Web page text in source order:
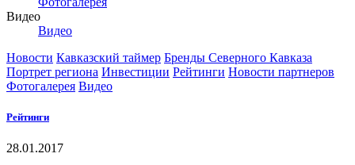
Видео
Видео
Новости Кавказский таймер Бренды Северного Кавказа
Портрет региона Инвестиции Рейтинги Новости партнеров
Фотогалерея Видео
Рейтинги
28.01.2017